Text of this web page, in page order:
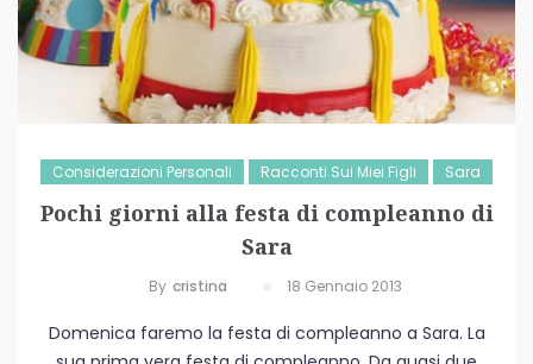
Considerazioni Personali Racconti Sui Miei Figli Sara
Pochi giorni alla festa di compleanno di
Sara
By Cristina 18 Gennaio 2013
Domenica faremo la festa di compleanno a Sara. La